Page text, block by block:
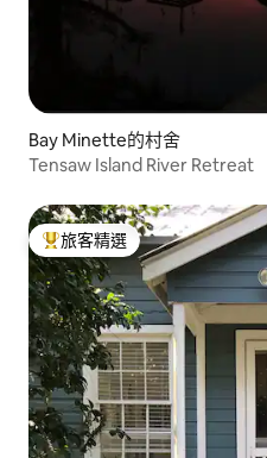
Bay Minette的村舍
Tensaw Island River Retreat
旅客精選榜首
旅客精選